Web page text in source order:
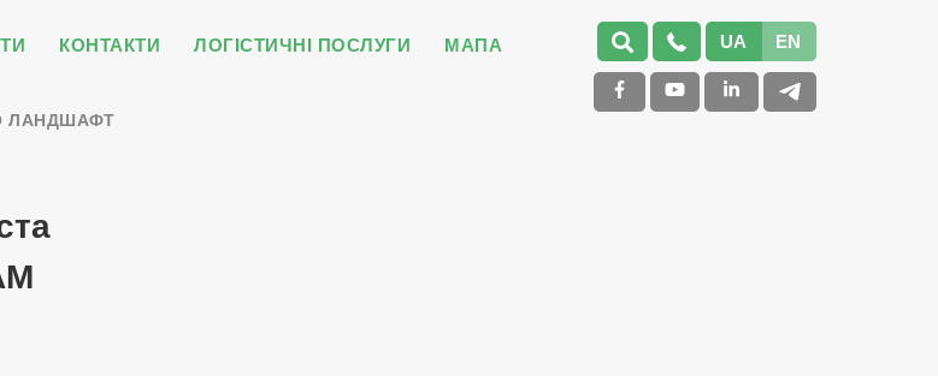
КОНТАКТИ ЛОГІСТИЧНІ ПОСЛУГИ
МАПА
ЛАНДШАФТ
UA EN